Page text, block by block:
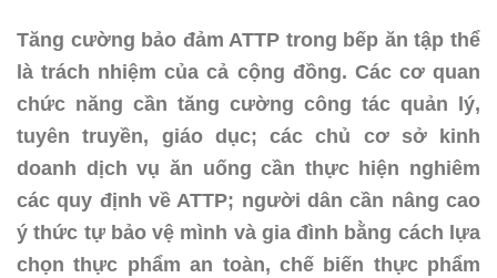
Tăng cường bảo đảm ATTP trong bếp ăn tập thể
là trách nhiệm của cả cộng đồng. Các cơ quan
chức năng cần tăng cường công tác quản lý,
tuyên truyền, giáo dục; các chủ cơ sở kinh
doanh dịch vụ ăn uống cần thực hiện nghiêm
các quy định về ATTP; người dân cần nâng cao
ý thức tự bảo vệ mình và gia đình bằng cách lựa
chọn thực phẩm an toàn, chế biến thực phẩm